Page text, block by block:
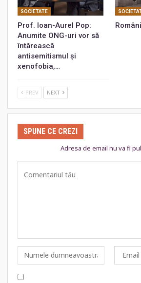
SOCIETATE
Prof. Ioan-Aurel Pop:
Anumite ONG-uri vor să
întărească
antisemitismul și
xenofobia,…
PREV NEXT
SPUNE CE CREZI
Adresa de email nu va fi